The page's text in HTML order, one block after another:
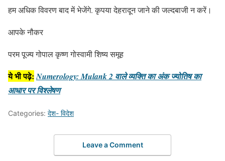
हम अधिक विवरण बाद में भेजेंगे. कृपया देहरादून जाने की जल्दबाजी न करें।
आपके नौकर
परम पूज्य गोपाल कृष्ण गोस्वामी शिष्य समूह
ये भी पढ़े: Numerology: Mulank 2 वाले व्यक्ति का अंक ज्योतिष का
आधार पर विश्लेषण
Categories: देश- विदेश
Leave a Comment